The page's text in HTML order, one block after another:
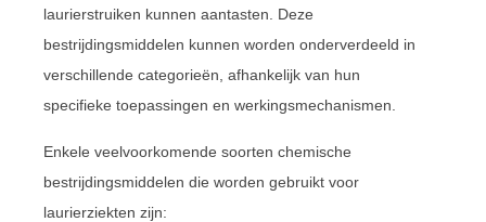
laurierstruiken kunnen aantasten. Deze
bestrijdingsmiddelen kunnen worden onderverdeeld in
verschillende categorieën, afhankelijk van hun
specifieke toepassingen en werkingsmechanismen.
Enkele veelvoorkomende soorten chemische
bestrijdingsmiddelen die worden gebruikt voor
laurierziekten zijn: